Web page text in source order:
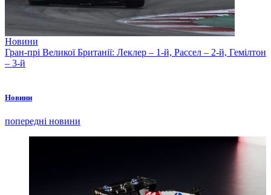
Новини
Гран-прі Великої Британії: Леклер – 1-й, Рассел – 2-й, Гемілтон
– 3-й
Новини
попередні новини